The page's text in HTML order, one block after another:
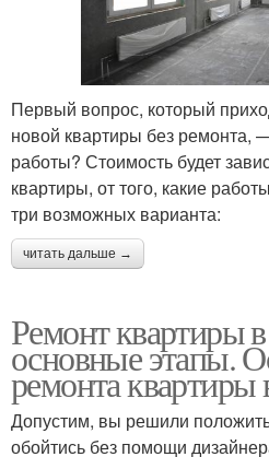
Первый вопрос, который
новой квартиры без ремонта,
работы? Стоимость будет
квартиры, от того, какие
три возможных варианта:
читать дальше →
Ремонт квартиры
основные этапы.
ремонта квартиры
Допустим, вы решили
обойтись без помощи